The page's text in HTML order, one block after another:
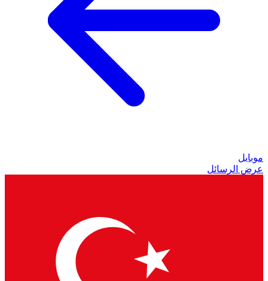
موبايل
عرض الرسائل